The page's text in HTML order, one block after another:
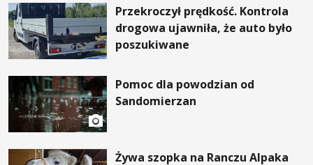
Przekroczył prędkość. Kontrola
drogowa ujawniła, że auto było
poszukiwane
Pomoc dla powodzian od
Sandomierzan
Żywa szopka na Ranczu Alpaka